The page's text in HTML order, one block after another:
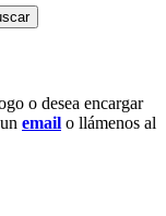
o desea encargar
email o llámenos al